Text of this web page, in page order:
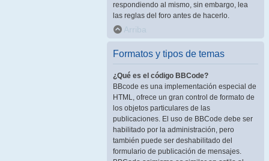
respondiendo al mismo, sin embargo, lea
las reglas del foro antes de hacerlo.
Arriba
Formatos y tipos de temas
¿Qué es el código BBCode?
BBcode es una implementación especial de
HTML, ofrece un gran control de formato de
los objetos particulares de las
publicaciones. El uso de BBCode debe ser
habilitado por la administración, pero
también puede ser deshabilitado del
formulario de publicación de mensajes.